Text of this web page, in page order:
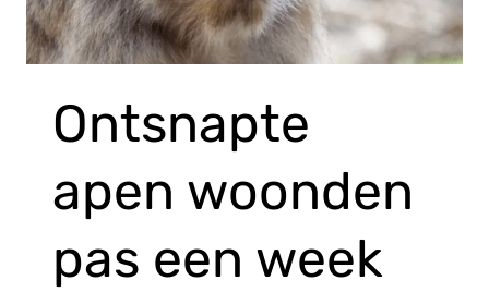
Ontsnapte
apen woonden
pas een week